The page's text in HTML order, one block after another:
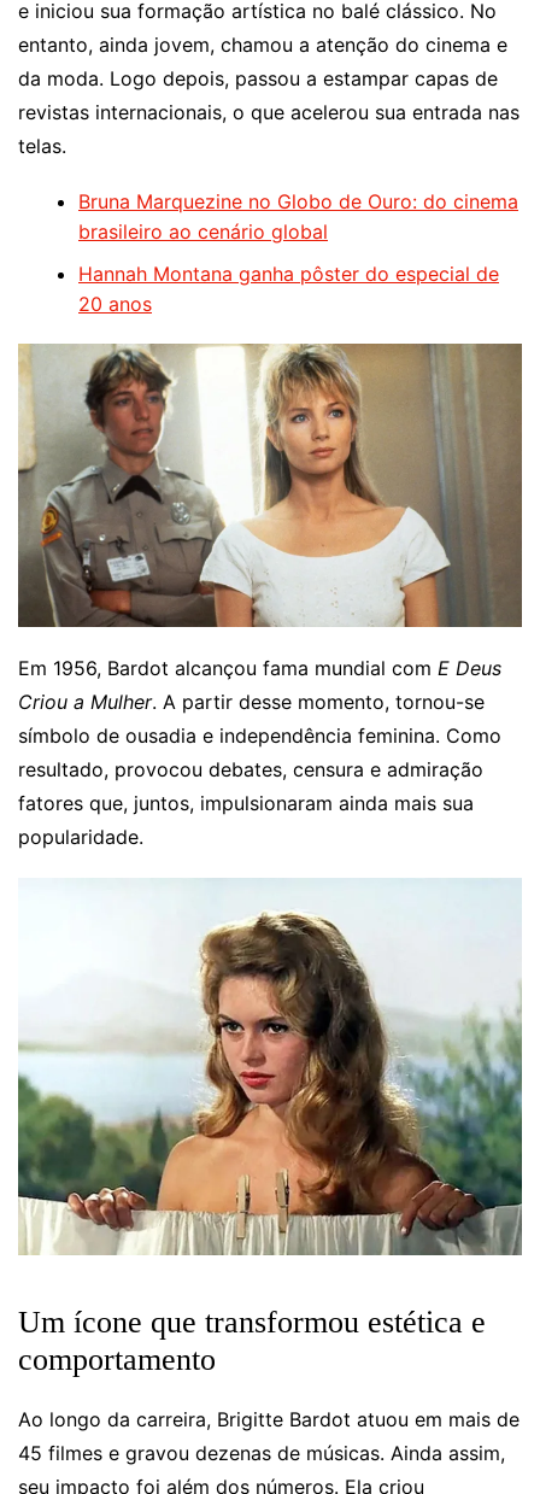
e iniciou sua formação artística no balé clássico. No
entanto, ainda jovem, chamou a atenção do cinema e
da moda. Logo depois, passou a estampar capas de
revistas internacionais, o que acelerou sua entrada nas
telas.
Bruna Marquezine no Globo de Ouro: do cinema
brasileiro ao cenário global
Hannah Montana ganha pôster do especial de
20 anos
Em 1956, Bardot alcançou fama mundial com E Deus
Criou a Mulher. A partir desse momento, tornou-se
símbolo de ousadia e independência feminina. Como
resultado, provocou debates, censura e admiração
fatores que, juntos, impulsionaram ainda mais sua
popularidade.
Um ícone que transformou estética e
comportamento
Ao longo da carreira, Brigitte Bardot atuou em mais de
45 filmes e gravou dezenas de músicas. Ainda assim,
seu impacto foi além dos números. Ela criou